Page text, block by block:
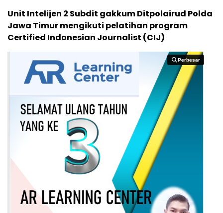
Unit Intelijen 2 Subdit gakkum Ditpolairud Polda
Jawa Timur mengikuti pelatihan program
Certified Indonesian Journalist (CIJ)
Perbesar
Perbesar